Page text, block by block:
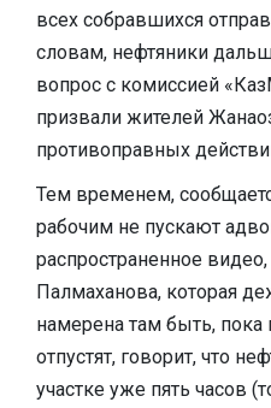
всех собравшихся
словам, нефтяники
вопрос с комиссией
призвали жителей
противоправных
Тем временем,
рабочим не пускают
распространенное
Палмаханова, которая
намерена там быть, пока
отпустят, говорит, что
участке уже пять часов